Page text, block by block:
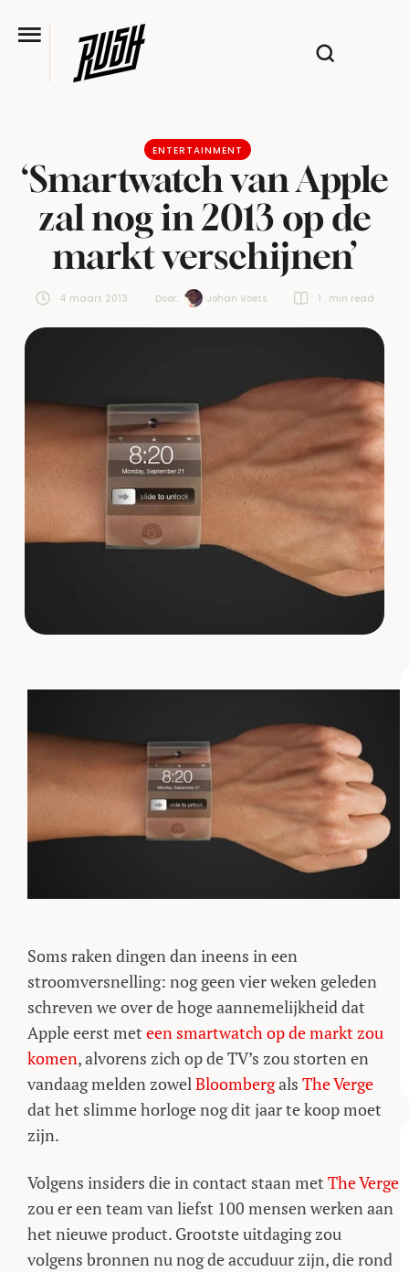
ENTERTAINMENT
‘Smartwatch van Apple
zal nog in 2013 op de
markt verschijnen’
4 maart 2013 Door: Johan Voets 1 min read
Soms raken dingen dan ineens in een
stroomversnelling: nog geen vier weken geleden
schreven we over de hoge aannemelijkheid dat
Apple eerst met een smartwatch op de markt zou
komen, alvorens zich op de TV’s zou storten en
vandaag melden zowelBloombergals The Verge
dat het slimme horloge nog dit jaar te koop moet
zijn.
Volgens insiders die in contact staan met The Verge
zou er een team van liefst 100 mensen werken aan
het nieuwe product. Grootste uitdaging zou
volgens bronnen nu nog de accuduur zijn, die rond